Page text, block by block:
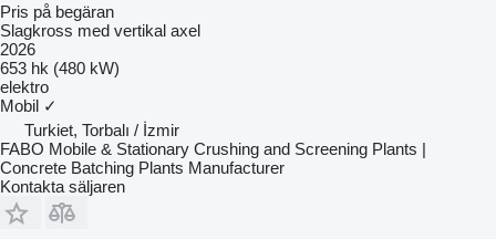
Pris på begäran
Slagkross med vertikal axel
2026
653 hk (480 kW)
elektro
Mobil ✓
Turkiet, Torbalı / İzmir
FABO Mobile & Stationary Crushing and Screening Plants |
Concrete Batching Plants Manufacturer
Kontakta säljaren